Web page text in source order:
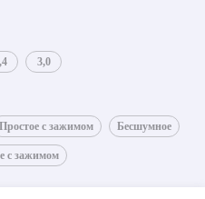
3,0
Простое с зажимом Бесшумное
с зажимом